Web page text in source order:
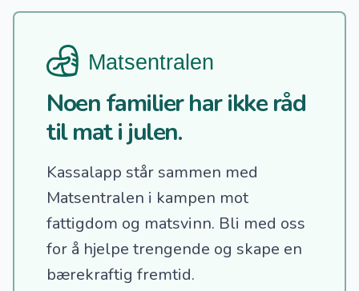
Noen familier har ikke råd
til mat i julen.
Kassalapp står sammen med
Matsentralen i kampen mot
fattigdom og matsvinn. Bli med oss
for å hjelpe trengende og skape en
bærekraftig fremtid.